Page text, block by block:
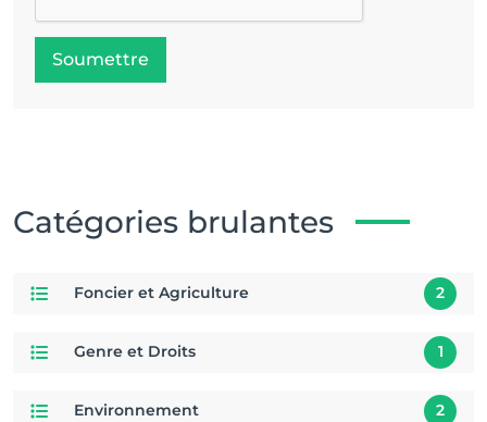
Soumettre
Catégories brulantes
Foncier et Agriculture 2
Genre et Droits 1
Environnement 2